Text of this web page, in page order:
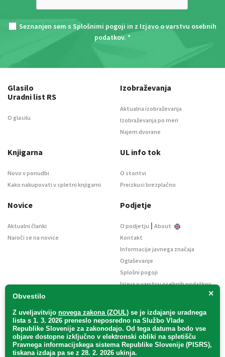
Seznanjen sem s Splošnimi pogoji in z Izjavo o varstvu osebnih
podatkov. *
×
Obvestilo
Z uveljavitvijo novega zakona (ZOUL) se je izdajanje uradnega
lista s 1. 3. 2026 preneslo neposredno na Službo Vlade
Republike Slovenije za zakonodajo. Od tega datuma bodo vse
objave dostopne izključno v elektronski obliki na spletišču
Pravnega informacijskega sistema Republike Slovenije (PISRS),
tiskana izdaja pa se z 28. 2. 2026 ukinja.
Glasilo
Uradni list RS
O glasilu
Izobraževanja
Aktualna izobraževanja
Izobraževanja po meri
Najem dvorane
Knjigarna
Novo v ponudbi
Kako nakupovati v spletni knjigarni
UL info tok
O storitvi
Preizkusi brezplačno
Novice
Aktualni članki
Naroči se na novice
Podjetje
O podjetju | About
Kontakt
Informacije javnega značaja
Oglaševanje
Splošni pogoji
Izjava o varstvu osebnih podatkov
Uradni list d. o. o. – v likvidaciji / Vse pravice pridržane.